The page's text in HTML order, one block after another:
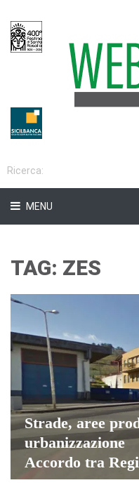
MENU
TAG: ZES
Strade, aree
urbanizzazione
Accordo tra